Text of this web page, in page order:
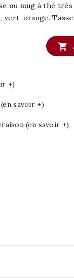
ou mug à thé très
vert, orange.

+)
savoir +)
(en savoir +)